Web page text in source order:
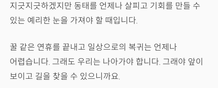
지긋지긋하겠지만 동태를 언제나 살피고 기회를 만들 수
있는 예리한 눈을 가져야 할 때입니다.
꿀 같은 연휴를 끝내고 일상으로의 복귀는 언제나
어렵습니다. 그래도 우리는 나아가야 합니다. 그래야 앞이
보이고 길을 찾을 수 있으니까요.